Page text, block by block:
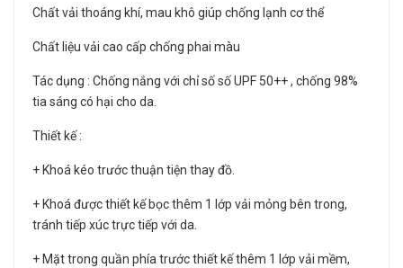
Chất vải thoáng khí, mau khô giúp chống lạnh cơ thể
Chất liệu vải cao cấp chống phai màu
Tác dụng : Chống nắng với chỉ số số UPF 50++ , chống 98%
tia sáng có hại cho da.
Thiết kế :
+ Khoá kéo trước thuận tiện thay đồ.
+ Khoá được thiết kế bọc thêm 1 lớp vải mỏng bên trong,
tránh tiếp xúc trực tiếp với da.
+ Mặt trong quần phía trước thiết kế thêm 1 lớp vải mềm,